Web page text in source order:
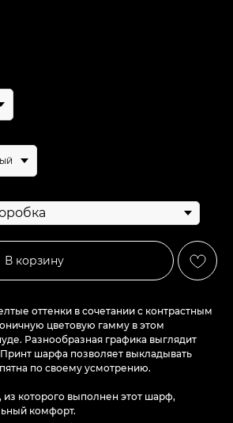
В корзину
оттенки в сочетании с контрастным
цветовую гамму в этом
Разнообразная графика выглядит
шарфа позволяет выкладывать
по своему усмотрению.
из которого выполнен этот шарф,
комфорт.